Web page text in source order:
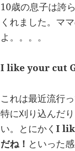
10歳の息子は誇
くれました。マ
よ。。。。
I like your cut
これは最近流行
特に刈り込んだ
い。とにかくI
だね！ といった